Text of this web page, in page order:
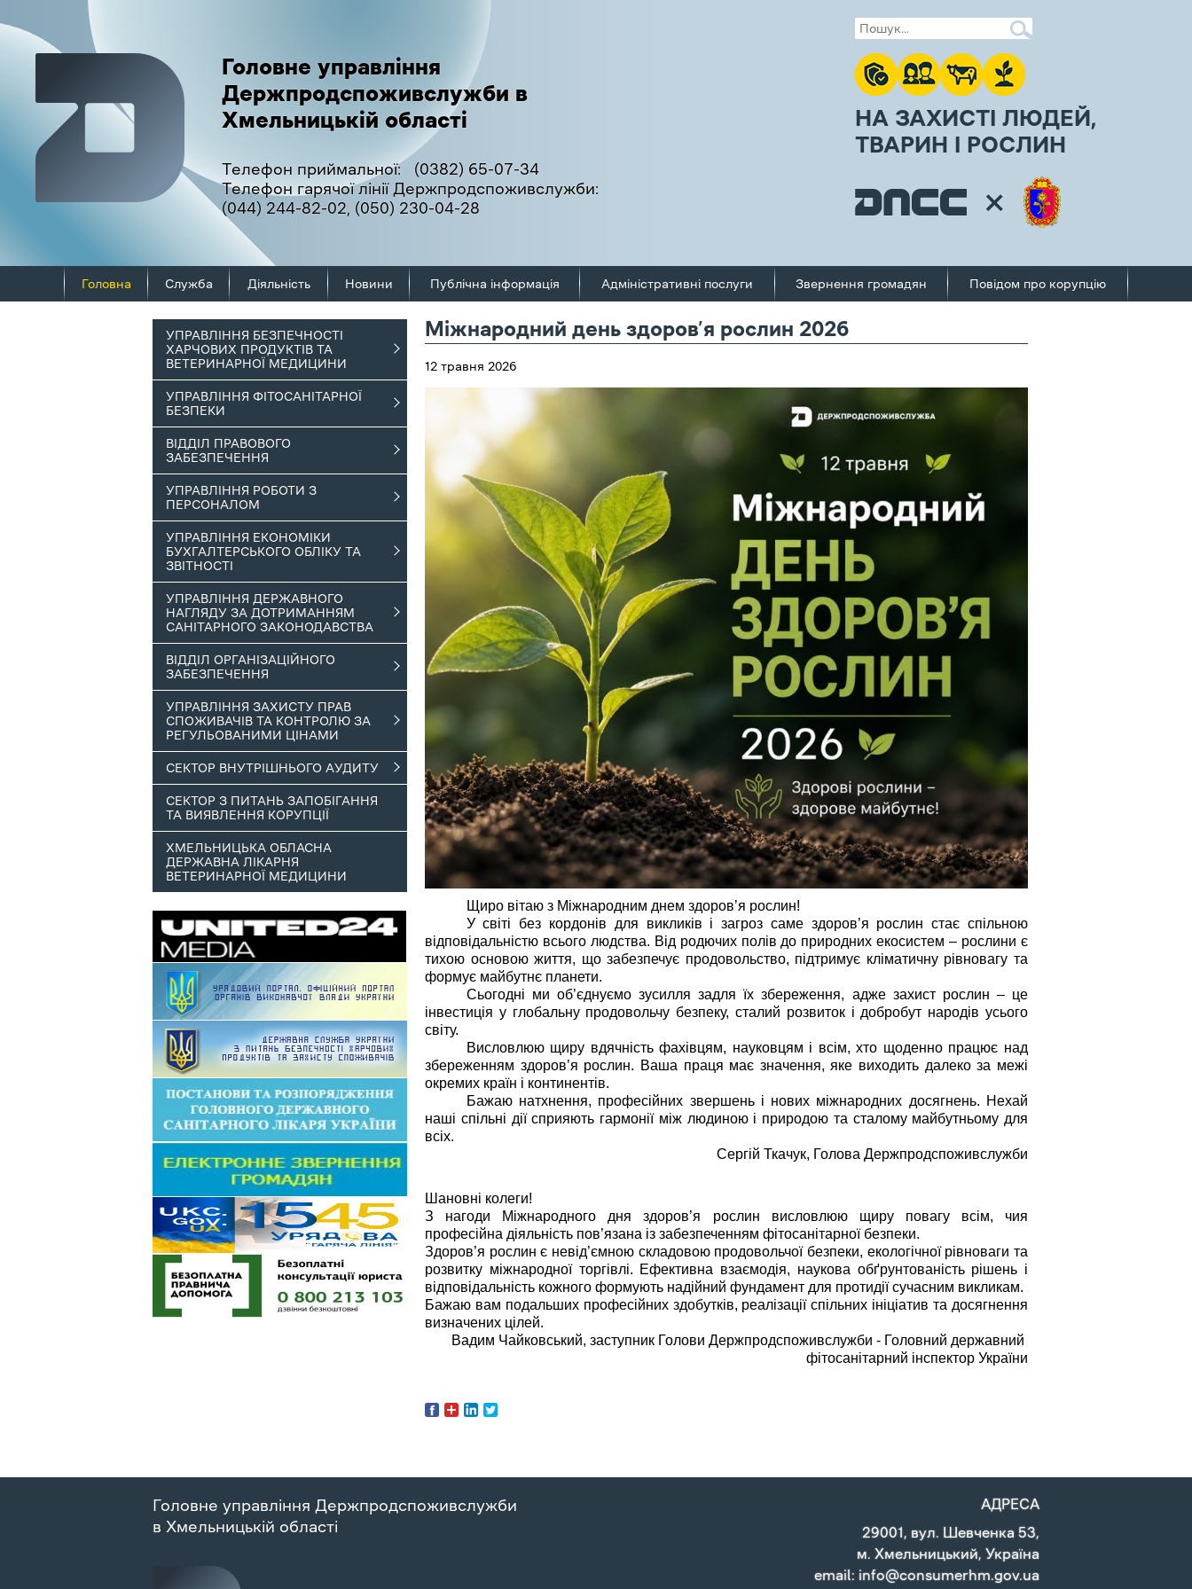
Головне управління
Держпродспоживслужби в
Хмельницькій області
Телефон приймальної:
(0382) 65-07-34
Телефон гарячої лінії Держпродспоживслужби:
(044) 244-82-02, (050) 230-04-28
НА ЗАХИСТІ ЛЮДЕЙ,
ТВАРИН І РОСЛИН
Головна Служба Діяльність Новини Публічна інформація Адміністративні послуги Звернення громадян Повідом про корупцію
УПРАВЛІННЯ БЕЗПЕЧНОСТІ
ХАРЧОВИХ ПРОДУКТІВ ТА
ВЕТЕРИНАРНОЇ МЕДИЦИНИ
УПРАВЛІННЯ ФІТОСАНІТАРНОЇ
БЕЗПЕКИ
ВІДДІЛ ПРАВОВОГО
ЗАБЕЗПЕЧЕННЯ
УПРАВЛІННЯ РОБОТИ З
ПЕРСОНАЛОМ
УПРАВЛІННЯ ЕКОНОМІКИ
БУХГАЛТЕРСЬКОГО ОБЛІКУ ТА
ЗВІТНОСТІ
УПРАВЛІННЯ ДЕРЖАВНОГО
НАГЛЯДУ ЗА ДОТРИМАННЯМ
САНІТАРНОГО ЗАКОНОДАВСТВА
ВІДДІЛ ОРГАНІЗАЦІЙНОГО
ЗАБЕЗПЕЧЕННЯ
УПРАВЛІННЯ ЗАХИСТУ ПРАВ
СПОЖИВАЧІВ ТА КОНТРОЛЮ ЗА
РЕГУЛЬОВАНИМИ ЦІНАМИ
СЕКТОР ВНУТРІШНЬОГО АУДИТУ
СЕКТОР З ПИТАНЬ ЗАПОБІГАННЯ
ТА ВИЯВЛЕННЯ КОРУПЦІЇ
ХМЕЛЬНИЦЬКА ОБЛАСНА
ДЕРЖАВНА ЛІКАРНЯ
ВЕТЕРИНАРНОЇ МЕДИЦИНИ
Міжнародний день здоров’я рослин 2026
12 травня 2026
Щиро вітаю з Міжнародним днем здоров’я рослин!
У світі без кордонів для викликів і загроз саме здоров’я рослин стає спільною
відповідальністю всього людства. Від родючих полів до природних екосистем – рослини є
тихою основою життя, що забезпечує продовольство, підтримує кліматичну рівновагу та
формує майбутнє планети.
Сьогодні ми об’єднуємо зусилля задля їх збереження, адже захист рослин – це
інвестиція у глобальну продовольчу безпеку, сталий розвиток і добробут народів усього
світу.
Висловлюю щиру вдячність фахівцям, науковцям і всім, хто щоденно працює над
збереженням здоров’я рослин. Ваша праця має значення, яке виходить далеко за межі
окремих країн і континентів.
Бажаю натхнення, професійних звершень і нових міжнародних досягнень. Нехай
наші спільні дії сприяють гармонії між людиною і природою та сталому майбутньому для
всіх.
Сергій Ткачук, Голова Держпродспоживслужби
Шановні колеги!
З нагоди Міжнародного дня здоров’я рослин висловлюю щиру повагу всім, чия
професійна діяльність пов’язана із забезпеченням фітосанітарної безпеки.
Здоров’я рослин є невід’ємною складовою продовольчої безпеки, екологічної рівноваги та
розвитку міжнародної торгівлі. Ефективна взаємодія, наукова обґрунтованість рішень і
відповідальність кожного формують надійний фундамент для протидії сучасним викликам.
Бажаю вам подальших професійних здобутків, реалізації спільних ініціатив та досягнення
визначених цілей.
Вадим Чайковський, заступник Голови Держпродспоживслужби - Головний державний
фітосанітарний інспектор України
Головне управління Держпродспоживслужби
в Хмельницькій області
АДРЕСА
29001, вул. Шевченка 53,
м. Хмельницький, Україна
email: info@consumerhm.gov.ua